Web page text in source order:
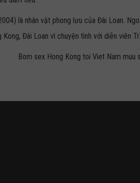
là nhân vật phong lưu của Đài Loan.
Đài Loan vì chuyện tình với diễn viên